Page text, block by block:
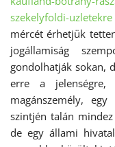
szekelyfoldi-uzletekre
mércét érhetjük
jogállamiság
gondolhatják sokan,
erre a jelenségre,
magánszemély,
szintjén talán
de egy állami